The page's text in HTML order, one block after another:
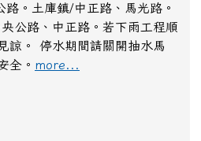
。土庫鎮/中正路、馬光路。
公路、中正路。若下雨工程順
諒。 停水期間請關開抽水馬
全。 more...